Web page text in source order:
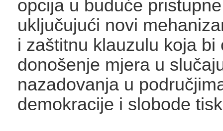
opcija u buduće
uključujući novi
i zaštitnu klauzulu koja bi
donošenje mjera u
nazadovanja u
demokracije i slobode